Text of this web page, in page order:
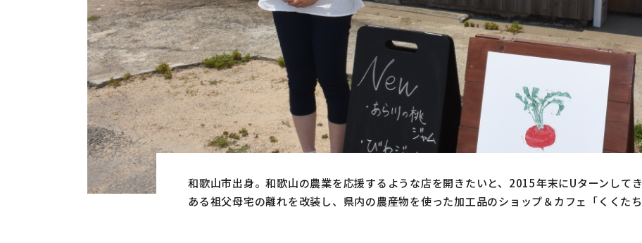
和歌山市出身。和歌山の農業を応援するような店を開きたいと、2015年末にUターンして
ある祖父母宅の離れを改装し、県内の農産物を使った加工品のショップ＆カフェ「くくたち